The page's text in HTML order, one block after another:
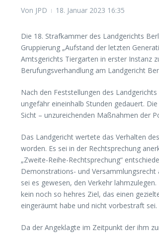
Von JPD 18. Januar 2023 16:35
Die 18. Strafkammer des Landgerichts
Gruppierung „Aufstand der letzten
Amtsgerichts Tiergarten in erster Instanz
Berufungsverhandlung am Landgericht
Nach den Feststellungen des
ungefähr eineinhalb Stunden gedauert.
Sicht – unzureichenden Maßnahmen der
Das Landgericht wertete das Verhalten
worden. Es sei in der Rechtsprechung
„Zweite-Reihe-Rechtsprechung“
Demonstrations- und
sei es gewesen, den Verkehr
kein noch so hehres Ziel, das einen
eingeräumt habe und nicht vorbestraft
Da der Angeklagte im Zeitpunkt der ihm